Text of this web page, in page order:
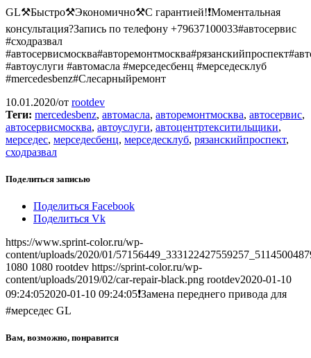
GL⚒Быстро⚒Экономично⚒С гарантией!❗️Моментальная
консультация?Запись по телефону +79637100033#автосервис
#сходразвал
#автоуслуги #автомасла #мерседесбенц #мерседесклуб
#mercedesbenz#Слесарныйремонт
10.01.2020/от rootdev
Теги: mercedesbenz, автомасла, авторемонтмосква, автосервис,
автосервисмосква, автоуслуги, автоцентртекситильщики,
мерседес, мерседесбенц, мерседесклуб, рязанскийпроспект,
сходразвал
Поделиться записью
Поделиться Facebook
Поделиться Vk
https://www.sprint-color.ru/wp-
content/uploads/2020/01/
1080 1080 rootdev https://sprint-color.ru/wp-
content/uploads/2019/02/car-repair-black.png rootdev2020-01-10
09:24:052020-01-10 09:24:05❗️Замена переднего привода для
#мерседес GL
Вам, возможно, понравится